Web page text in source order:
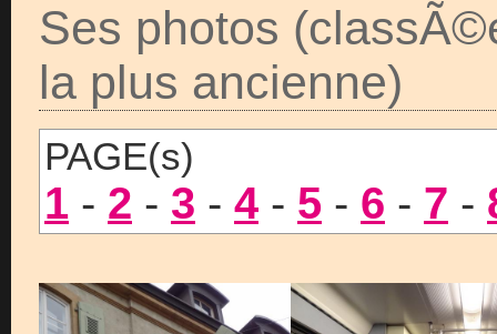
Ses photos
la plus ancienne)
PAGE(s)
1 - 2 - 3 - 4 - 5 - 6 - 7 -